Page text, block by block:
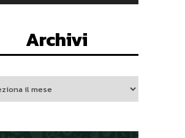
Archivi